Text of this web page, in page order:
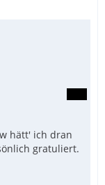
hätt' ich dran
gratuliert.